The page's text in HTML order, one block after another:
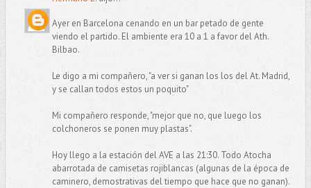
Ayer en Barcelona cenando en un bar petado de gente
viendo el partido. El ambiente era 10 a 1 a favor del Ath.
Bilbao.
Le digo a mi compañero, "a ver si ganan los los del At. Madrid,
y se callan todos estos un poquito"
Mi compañero responde, "mejor que no, que luego los
colchoneros se ponen muy plastas".
Hoy llego a la estación del AVE a las 21:30. Todo Atocha
abarrotada de camisetas rojiblancas (algunas de la época de
caminero, demostrativas del tiempo que hace que no ganan).